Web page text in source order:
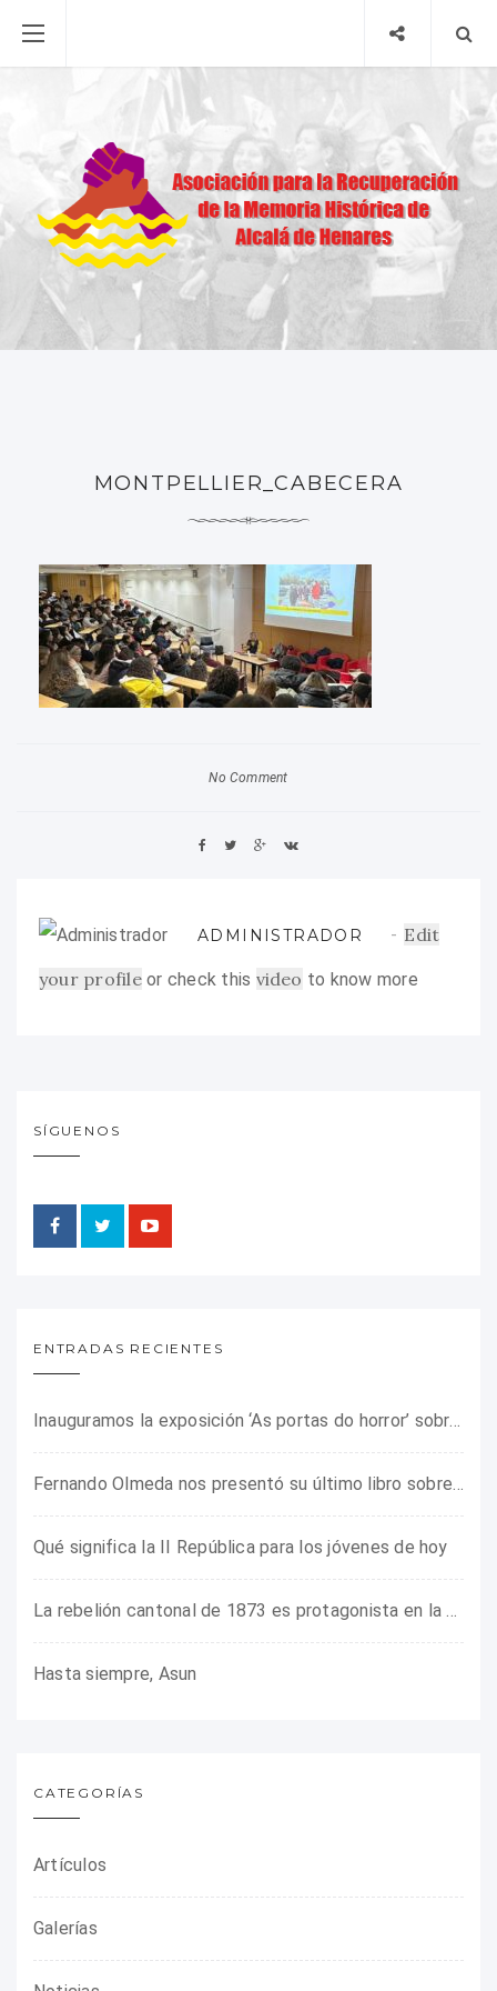
MONTPELLIER_CABECERA
No Comment
ADMINISTRADOR
Edit
your profileor check this video to know more
SÍGUENOS
ENTRADAS RECIENTES
Inauguramos la exposición ‘As portas do horror’ sobre el campo de concentración franquista de Camposancos
Fernando Olmeda nos presentó su último libro sobre la fotógrafa Gerda Taro
Qué significa la II República para los jóvenes de hoy
La rebelión cantonal de 1873 es protagonista en la ARMHADH
Hasta siempre, Asun
CATEGORÍAS
Artículos
Galerías